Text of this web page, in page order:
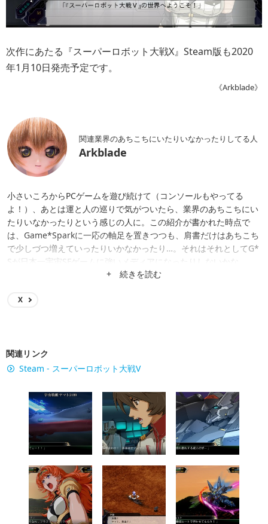
次作にあたる『スーパーロボット大戦X』Steam版も2020
年1月10日発売予定です。
《Arkblade》
関連業界のあちこちにいたりいなかったりしてる人
Arkblade
小さいころからPCゲームを遊び続けて（コンソールもやってる
よ！）、あとは運と人の巡りで気がついたら、業界のあちこちにい
たりいなかったりという感じの人に。この紹介が書かれた時点で
は、Game*Sparkに一応の軸足を置きつつも、肩書だけはあちこち
で少しづつ増えていったりいかなかったり…。それはそれとしてG*
Sが日本一宇宙SFゲームに強いメディアになったりしないかな。
+ 続きを読む
X
関連リンク
Steam - スーパーロボット大戦V